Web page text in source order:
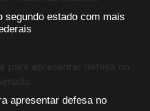
segundo estado com mais
apresentar defesa no